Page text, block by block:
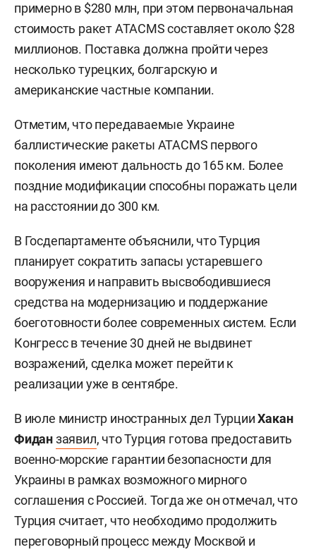
примерно в $280 млн, при этом первоначальная
стоимость ракет ATACMS составляет около $28
миллионов. Поставка должна пройти через
несколько турецких, болгарскую и
американские частные компании.
Отметим, что передаваемые Украине
баллистические ракеты ATACMS первого
поколения имеют дальность до 165 км. Более
поздние модификации способны поражать цели
на расстоянии до 300 км.
В Госдепартаменте объяснили, что Турция
планирует сократить запасы устаревшего
вооружения и направить высвободившиеся
средства на модернизацию и поддержание
боеготовности более современных систем. Если
Конгресс в течение 30 дней не выдвинет
возражений, сделка может перейти к
реализации уже в сентябре.
В июле министр иностранных дел ТурцииХакан
Фиданзаявил, что Турция готова предоставить
военно-морские гарантии безопасности для
Украины в рамках возможного мирного
соглашения с Россией. Тогда же он отмечал, что
Турция считает, что необходимо продолжить
переговорный процесс между Москвой и